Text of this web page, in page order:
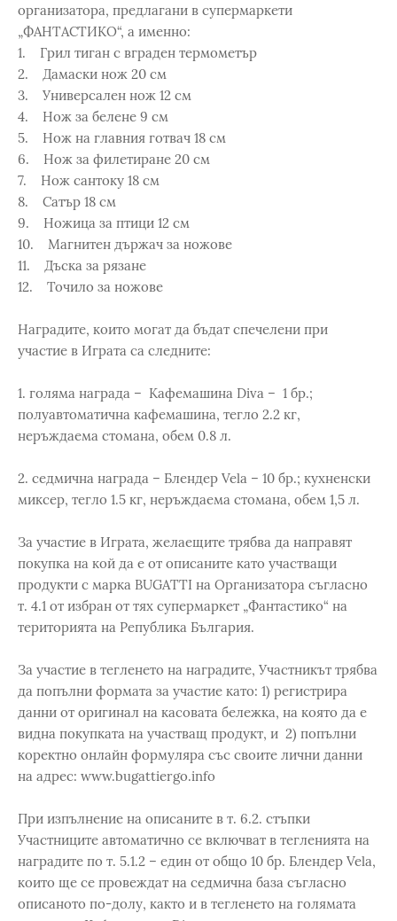
организатора, предлагани в супермаркети
„ФАНТАСТИКО“, а именно:
1. Грил тиган с вграден термометър
2. Дамаски нож 20 см
3. Универсален нож 12 см
4. Нож за белене 9 см
5. Нож на главния готвач 18 см
6. Нож за филетиране 20 см
7. Нож сантоку 18 см
8. Сатър 18 см
9. Ножица за птици 12 см
10. Магнитен държач за ножове
11. Дъска за рязане
12. Точило за ножове
Наградите, които могат да бъдат спечелени при
участие в Играта са следните:
1. голяма награда – Кафемашина Diva – 1 бр.;
полуавтоматична кафемашина, тегло 2.2 кг,
неръждаема стомана, обем 0.8 л.
2. седмична награда – Блендер Vela – 10 бр.; кухненски
миксер, тегло 1.5 кг, неръждаема стомана, обем 1,5 л.
За участие в Играта, желаещите трябва да направят
покупка на кой да е от описаните като участващи
продукти с марка BUGATTI на Организатора съгласно
т. 4.1 от избран от тях супермаркет „Фантастико“ на
територията на Република България.
За участие в тегленето на наградите, Участникът трябва
да попълни формата за участие като: 1) регистрира
данни от оригинал на касовата бележка, на която да е
видна покупката на участващ продукт, и 2) попълни
коректно онлайн формуляра със своите лични данни
на адрес: www.bugattiergo.info
При изпълнение на описаните в т. 6.2. стъпки
Участниците автоматично се включват в тегленията на
наградите по т. 5.1.2 – един от общо 10 бр. Блендер Vela,
които ще се провеждат на седмична база съгласно
описаното по-долу, както и в тегленето на голямата